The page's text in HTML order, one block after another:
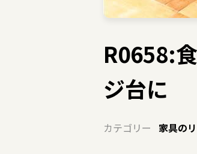
R0658:
ジ台に
カテゴリー 家具の